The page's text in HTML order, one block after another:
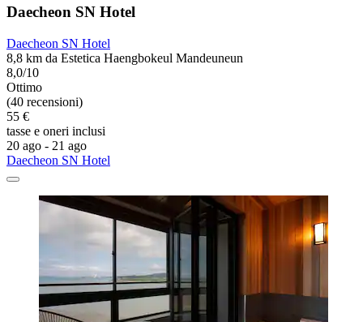
Daecheon SN Hotel
Daecheon SN Hotel
8,8 km da Estetica Haengbokeul Mandeuneun
8,0/10
Ottimo
(40 recensioni)
55 €
tasse e oneri inclusi
20 ago - 21 ago
Daecheon SN Hotel